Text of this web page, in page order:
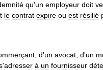
qu'un employeur doit
le contrat expire ou est résilié
d'un avocat d'un
'adresser à un fournisseur